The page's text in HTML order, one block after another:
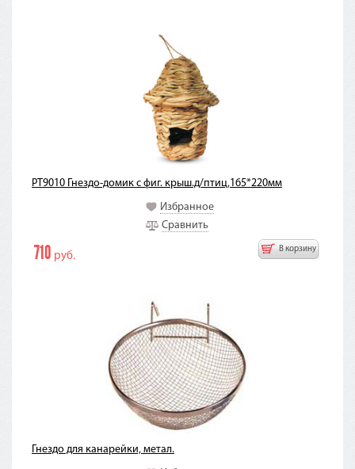
PT9010 Гнездо-домик с фиг. крыш.д/птиц,165*220мм
Избранное
Сравнить
В корзину
710 руб.
Гнездо для канарейки, метал.